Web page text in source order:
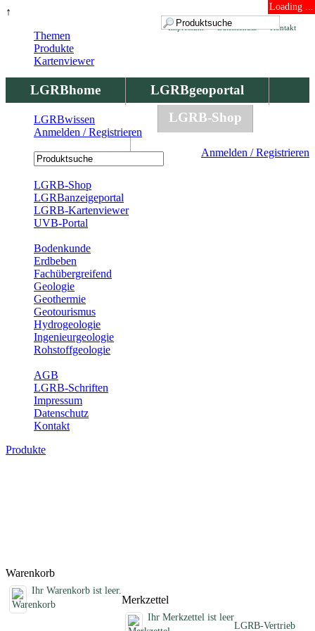
↑ Loading ...
Kontakt
Datenschutz
Impressum
LGRBhome
LGRBgeoportal
LGRBbohrungen
LGRB-Shop
Anmelden / Registrieren
Themen
Produkte
Kartenviewer
LGRBwissen
Anmelden / Registrieren
LGRB-Shop
LGRBanzeigeportal
LGRB-Kartenviewer
UVB-Portal
Bodenkunde
Erdbeben
Fachübergreifend
Geologie
Geothermie
Geotourismus
Hydrogeologie
Ingenieurgeologie
Rohstoffgeologie
AGB
LGRB-Schriften
Impressum
Datenschutz
Kontakt
Produkte
Warenkorb
Ihr Warenkorb ist leer.
Merkzettel
Ihr Merkzettel ist leer
LGRB-Vertrieb